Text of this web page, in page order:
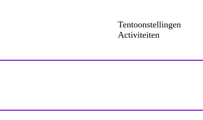
Tentoonstellingen
Activiteiten